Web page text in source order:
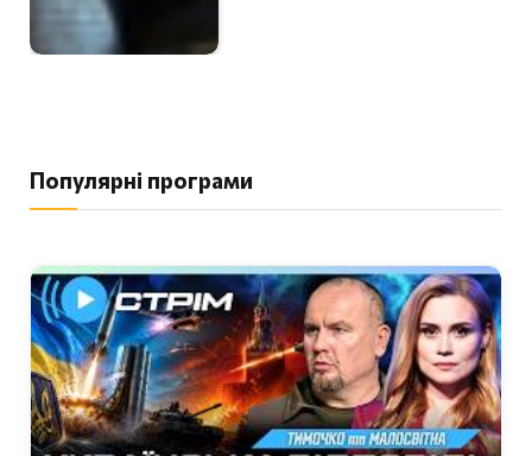
Популярні програми